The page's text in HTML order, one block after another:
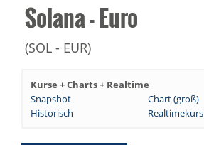
Solana - Euro
(SOL - EUR)
Kurse + Charts + Realtime
Snapshot
Chart (groß)
Historisch
Realtimekurs